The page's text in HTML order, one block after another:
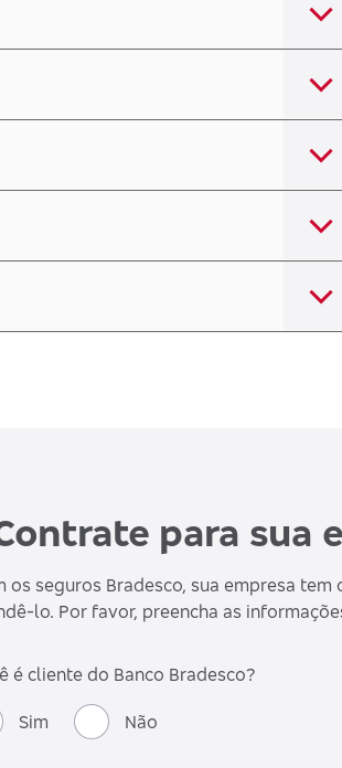
para sua
os seguros Bradesco, sua empresa
lo. Por favor, preencha as
é cliente do Banco Bradesco?
Sim Não